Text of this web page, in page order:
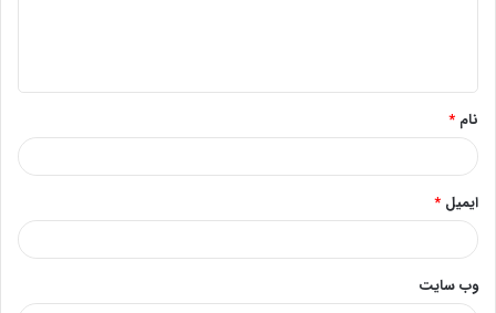
*
نام *
ایمیل *
وب‌ سایت